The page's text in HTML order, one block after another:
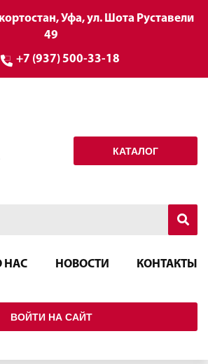
Уфа, ул. Шота Руставели
49
+7 (937) 500-33-18
КАТАЛОГ
НАС НОВОСТИ КОНТАКТЫ
ВОЙТИ НА САЙТ